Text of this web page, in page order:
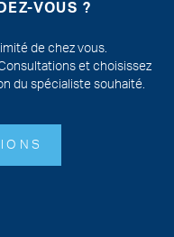
VOUS ?
de chez vous.
et choisissez
du spécialiste souhaité.